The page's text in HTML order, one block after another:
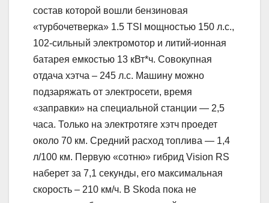
состав которой вошли бензиновая
«турбочетверка» 1.5 TSI мощностью 150 л.с.,
102-сильный электромотор и литий-ионная
батарея емкостью 13 кВт*ч. Совокупная
отдача хэтча – 245 л.с. Машину можно
подзаряжать от электросети, время
«заправки» на специальной станции — 2,5
часа. Только на электротяге хэтч проедет
около 70 км. Средний расход топлива — 1,4
л/100 км. Первую «сотню» гибрид Vision RS
наберет за 7,1 секунды, его максимальная
скорость – 210 км/ч. В Skoda пока не